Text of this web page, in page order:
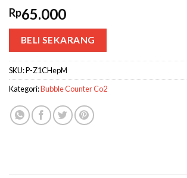
Rp65.000
BELI SEKARANG
SKU:P-Z1CHepM
Kategori:Bubble Counter Co2